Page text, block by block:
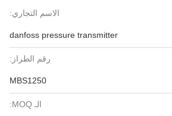
الاسم التجاري:
danfoss pressure transmitter
رقم الطراز:
MBS1250
الـ MOQ: